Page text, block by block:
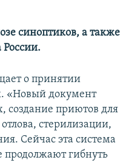
синоптиков, а также
о принятии
«Новый документ
создание приютов для
стерилизации,
Сейчас эта система
продолжают гибнуть